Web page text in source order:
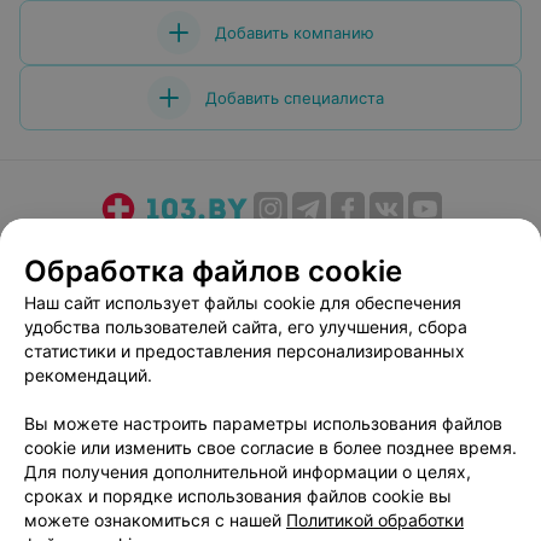
Добавить компанию
Добавить специалиста
Медицинский маркетинг
Публичный договор
Пользовательское соглашение
Способы оплаты
Вакансии
Партнеры
Написать руководителю 103.by
Персональные настройки cookie
Обработка персональных данных
Обработка файлов cookie
Наш сайт использует файлы cookie для обеспечения
удобства пользователей сайта, его улучшения, сбора
статистики и предоставления персонализированных
рекомендаций.
Вы можете настроить параметры использования файлов
cookie или изменить свое согласие в более позднее время.
Для получения дополнительной информации о целях,
сроках и порядке использования файлов cookie вы
можете ознакомиться с нашей Политикой обработки